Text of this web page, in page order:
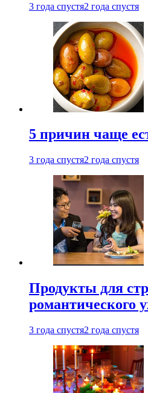
3 года спустя2 года спустя
5 причин чаще
3 года спустя2 года спустя
Продукты для
романтического
3 года спустя2 года спустя